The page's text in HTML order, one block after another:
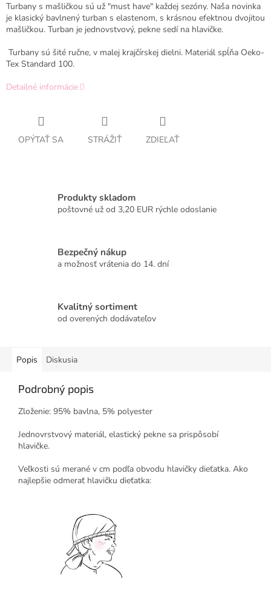
Turbany s mašličkou sú už "must have" každej sezóny. Naša novinka
je klasický bavlnený turban s elastenom, s krásnou efektnou dvojitou
mašličkou. Turban je jednovstvový, pekne sedí na hlavičke.
Turbany sú šité ručne, v malej krajčírskej dielni. Materiál spĺňa Oeko-
Tex Standard 100.
Detailné informácie
OPÝTAŤ SA STRÁŽIŤ ZDIEĽAŤ
Produkty skladom
poštovné už od 3,20 EUR rýchle odoslanie
Bezpečný nákup
a možnosť vrátenia do 14. dní
Kvalitný sortiment
od overených dodávateľov
Popis Diskusia
Podrobný popis
Zloženie: 95% bavlna, 5% polyester
Jednovrstvový materiál, elastický pekne sa prispôsobí
hlavičke.
Veľkosti sú merané v cm podľa obvodu hlavičky dieťatka. Ako
najlepšie odmerať hlavičku dieťatka: